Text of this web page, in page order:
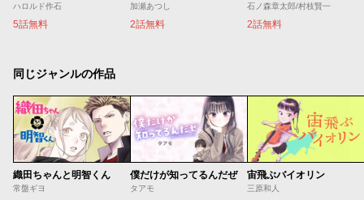
ハロルド作石
5話無料
加瀬あつし
2話無料
石ノ森章太郎/村枝賢一
2話無料
同じジャンルの作品
織田ちゃんと明智くん
常盤ギヨ
僕だけが知ってるんだぜ
タアモ
宙飛ぶバイオリン
三原和人